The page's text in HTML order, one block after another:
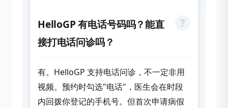
HelloGP 有电话号码吗？能直
接打电话问诊吗？
有。HelloGP 支持电话问诊，不一定非用
视频。预约时勾选"电话"，医生会在时段
内回拨你登记的手机号。但首次申请病假